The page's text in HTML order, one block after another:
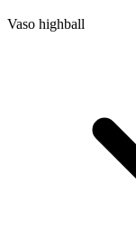
Vaso highball